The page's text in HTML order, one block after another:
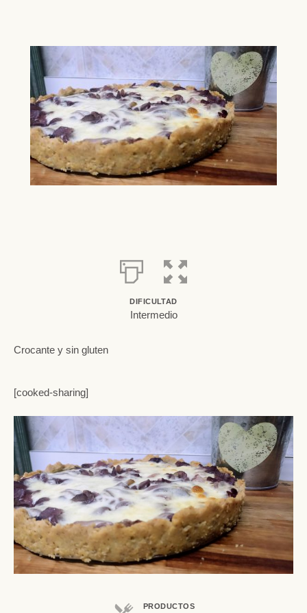
DIFICULTAD
Intermedio
Crocante y sin gluten
[cooked-sharing]
PRODUCTOS